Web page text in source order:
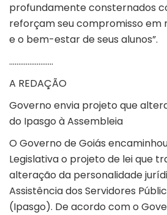
profundamente consternados
reforçam seu compromisso em
e o bem-estar de seus alunos”.
……………………
A REDAÇÃO
Governo envia projeto que
do Ipasgo à Assembleia
O Governo de Goiás
Legislativa o projeto de lei que
alteração da personalidade
Assistência dos Servidores
(Ipasgo). De acordo com o